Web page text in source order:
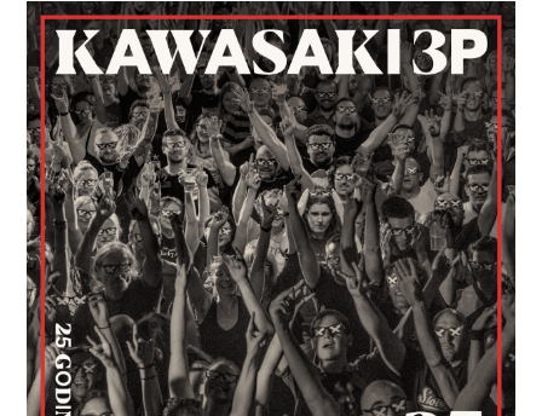
3P
SURADNJA
S
MADONNOM
–
NI
DA
NI
NE